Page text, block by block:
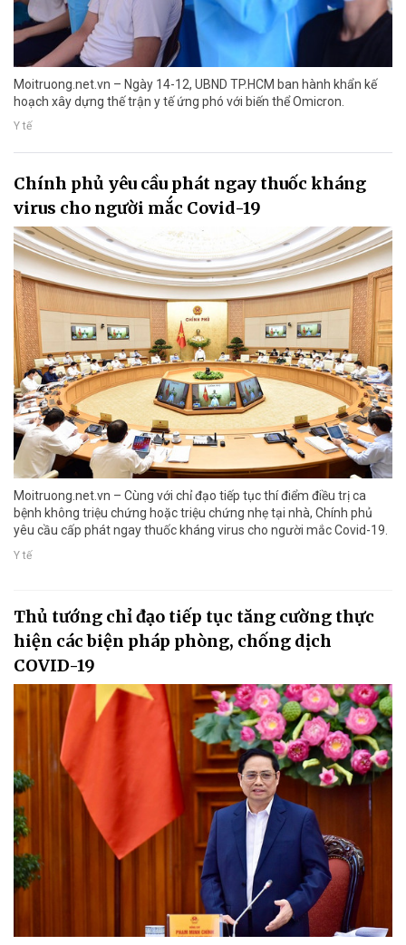
Moitruong.net.vn – Ngày 14-12, UBND TP.HCM ban hành khẩn kế
hoạch xây dựng thế trận y tế ứng phó với biến thể Omicron.
Y tế
Chính phủ yêu cầu phát ngay thuốc kháng
virus cho người mắc Covid-19
Moitruong.net.vn – Cùng với chỉ đạo tiếp tục thí điểm điều trị ca
bệnh không triệu chứng hoặc triệu chứng nhẹ tại nhà, Chính phủ
yêu cầu cấp phát ngay thuốc kháng virus cho người mắc Covid-19.
Y tế
Thủ tướng chỉ đạo tiếp tục tăng cường thực
hiện các biện pháp phòng, chống dịch
COVID-19